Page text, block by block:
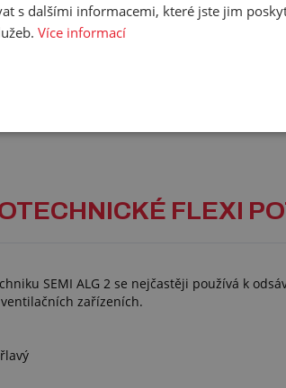
3 m
FLEXI
SEMI ALG 2 se nejčastěji používá k
zařízeních.
s dalšími informacemi, které jste jim
Více informací